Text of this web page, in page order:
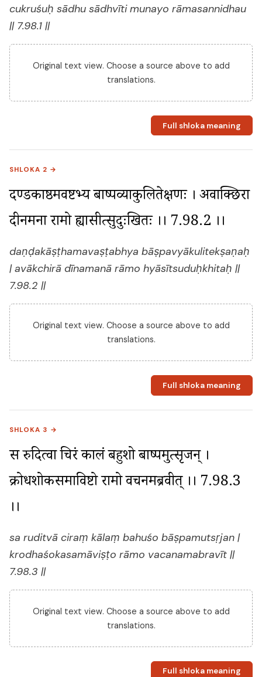
cukruśuḥ sādhu sādhvīti munayo rāmasannidhau
|| 7.98.1 ||
Original text view. Choose a source above to add
translations.
Full shloka meaning
SHLOKA 2 →
दण्डकाष्ठमवष्टभ्य बाष्पव्याकुलितेक्षणः । अवाक्छिरा
दीनमना रामो ह्यासीत्सुदुःखितः ।। 7.98.2 ।।
daṇḍakāṣṭhamavaṣṭabhya bāṣpavyākulitekṣaṇaḥ
| avākchirā dīnamanā rāmo hyāsītsuduḥkhitaḥ ||
7.98.2 ||
Original text view. Choose a source above to add
translations.
Full shloka meaning
SHLOKA 3 →
स रुदित्वा चिरं कालं बहुशो बाष्पमुत्सृजन् ।
क्रोधशोकसमाविष्टो रामो वचनमब्रवीत् ।। 7.98.3
।।
sa ruditvā ciraṃ kālaṃ bahuśo bāṣpamutsṛjan |
krodhaśokasamāviṣṭo rāmo vacanamabravīt ||
7.98.3 ||
Original text view. Choose a source above to add
translations.
Full shloka meaning